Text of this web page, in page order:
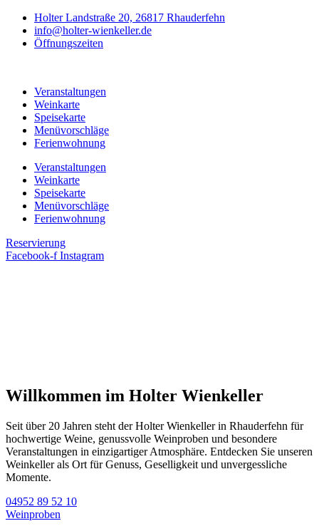
Holter Landstraße 20, 26817 Rhauderfehn
info@holter-wienkeller.de
Öffnungszeiten
Veranstaltungen
Weinkarte
Speisekarte
Menüvorschläge
Ferienwohnung
Veranstaltungen
Weinkarte
Speisekarte
Menüvorschläge
Ferienwohnung
Reservierung
Facebook-f Instagram
Willkommen im Holter Wienkeller
Seit über 20 Jahren steht der Holter Wienkeller in Rhauderfehn für
hochwertige Weine, genussvolle Weinproben und besondere
Veranstaltungen in einzigartiger Atmosphäre. Entdecken Sie unseren
Weinkeller als Ort für Genuss, Geselligkeit und unvergessliche
Momente.
04952 89 52 10
Weinproben